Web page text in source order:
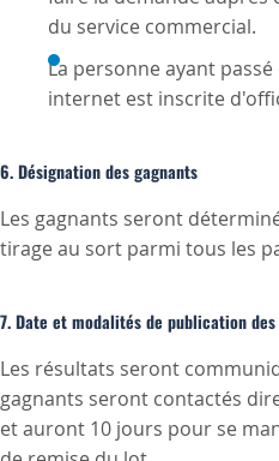
du service commercial.
La personne ayant
internet est inscrite
6. Désignation des gagnants
Les gagnants seront
tirage au sort parmi tous les
7. Date et modalités de publication
Les résultats seront
gagnants seront contactés
et auront 10 jours pour se